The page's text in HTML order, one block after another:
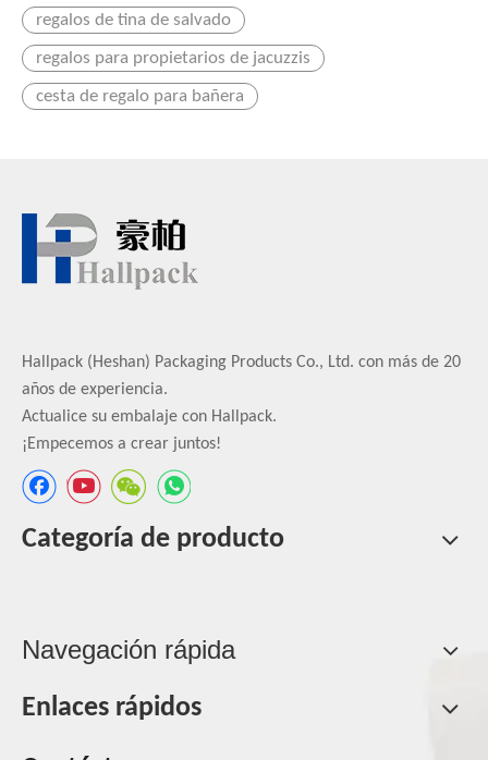
regalos de tina de salvado
regalos para propietarios de jacuzzis
cesta de regalo para bañera
Hallpack (Heshan) Packaging Products Co., Ltd. con más de 20
años de experiencia.
Actualice su embalaje con Hallpack.
¡Empecemos a crear juntos!
Categoría de producto
Navegación rápida
Enlaces rápidos